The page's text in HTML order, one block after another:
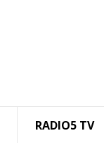
RADIO5 TV